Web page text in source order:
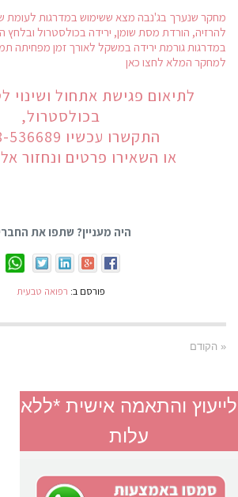
מחקר שנערך בג'נבה מצא ששימוש במדרגות לעומת
להרזיה, הורדת מסת שומן, ירידה בכולסטרול ובלחץ
למחקר המלא לחצו כאן
לתיאום פגישת אתחול ושינוי
בכולסטרול,
התקשרו עכשיו 050-8-536689
או השאירו פרטים ונחזור
היה מעניין? שתפו את
פורסם ב: רפואה טבעית
« הקודם
לייעוץ והתאמה אישית *ללא
עלות